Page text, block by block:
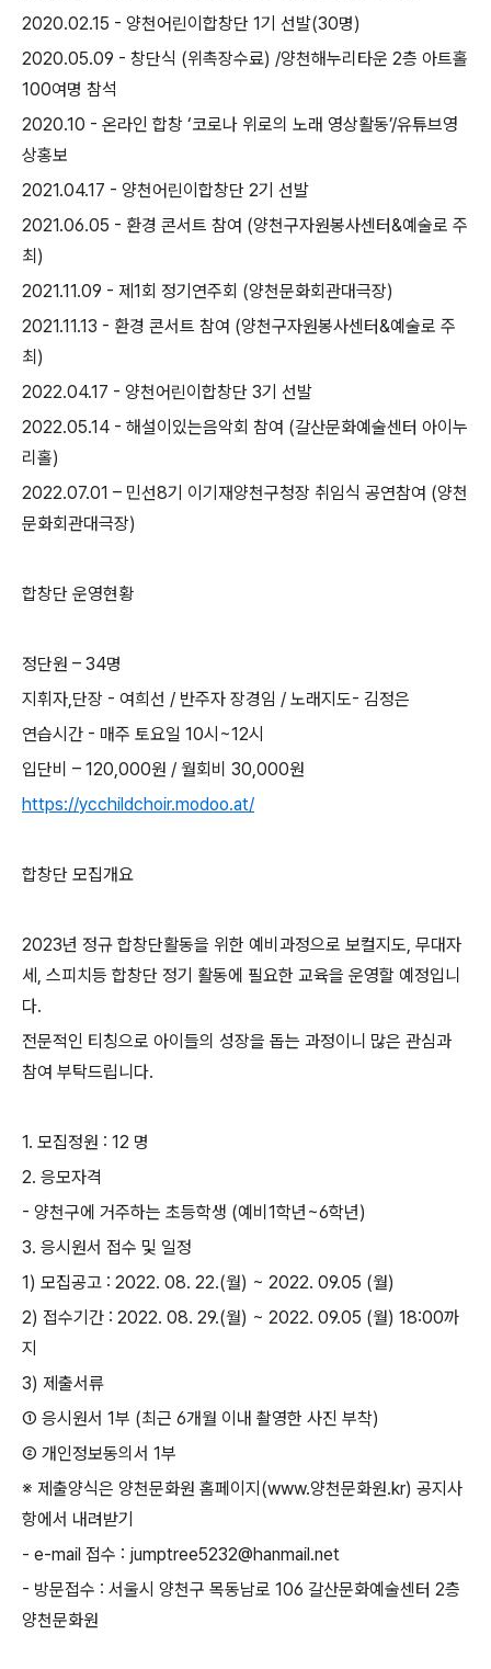
2020.02.15 - 양천어린이합창단 1기 선발(30명)
2020.05.09 - 창단식 (위촉장수료) /양천해누리타운 2층 아트홀
100여명 참석
2020.10 - 온라인 합창 ‘코로나 위로의 노래 영상활동’/유튜브영
상홍보
2021.04.17 - 양천어린이합창단 2기 선발
2021.06.05 - 환경 콘서트 참여 (양천구자원봉사센터&예술로 주
최 )
2021.11.09 - 제 1회 정기연주회 (양천문화회관대극장)
2021.11.13 - 환경 콘서트 참여 (양천구자원봉사센터&예술로 주
최 )
2022.04.17 - 양천어린이합창단 3기 선발
2022.05.14 - 해설이있는음악회 참여 (갈산문화예술센터 아이누
리홀)
2022.07.01 – 민선8기 이기재양천구청장 취임식 공연참여 (양천
문화회관대극장)
합창단 운영현황
정단원 – 34명
지휘자,단장 - 여희선 / 반주자 장경임 / 노래지도- 김정은
연습시간 - 매주 토요일 10시 ~12시
입단비 – 120,000원 / 월회비 30,000원
https://ycchildchoir.modoo.at/
합창단 모집개요
2023년 정규 합창단활동을 위한 예비과정으로 보컬지도, 무대자
세 , 스피치등 합창단 정기 활동에 필요한 교육을 운영할 예정입니
다.
전문적인 티칭으로 아이들의 성장을 돕는 과정이니 많은 관심과
참여 부탁드립니다.
1. 모집정원 : 12 명
2. 응모자격
- 양천구에 거주하는 초등학생 (예비 1학년 ~6학년)
3. 응시원서 접수 및 일정
1) 모집공고 : 2022. 08. 22.(월) ~ 2022. 09.05 (월)
2) 접수기간 : 2022. 08. 29.(월) ~ 2022. 09.05 (월) 18:00까
지
3) 제출서류
① 응시원서 1부 (최근 6개월 이내 촬영한 사진 부착)
② 개인정보동의서 1부
※ 제출양식은 양천문화원 홈페이지 (www.양천문화원.kr) 공지사
항에서 내려받기
- e-mail 접수 : jumptree5232@hanmail.net
- 방문접수 : 서울시 양천구 목동남로 106 갈산문화예술센터 2층
양천문화원